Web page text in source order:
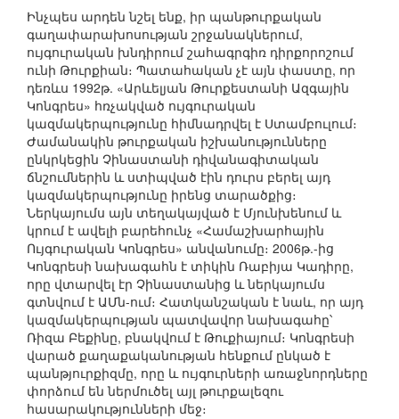
Ինչպես արդեն նշել ենք, իր պանթուրքական
գաղափարախոսության շրջանակներում,
ույգուրական խնդիրում շահագրգիռ դիրքորոշում
ունի Թուրքիան։ Պատահական չէ այն փաստը, որ
դեռևս 1992թ. «Արևելյան Թուրքեստանի Ազգային
Կոնգրես» հռչակված ույգուրական
կազմակերպությունը հիմնադրվել է Ստամբուլում։
Ժամանակին թուրքական իշխանությունները
ընկրկեցին Չինաստանի դիվանագիտական
ճնշումներին և ստիպված էին դուրս բերել այդ
կազմակերպությունը իրենց տարածքից։
Ներկայումս այն տեղակայված է Մյունխենում և
կրում է ավելի բարեհունչ «Համաշխարհային
Ույգուրական Կոնգրես» անվանումը։ 2006թ.-ից
Կոնգրեսի նախագահն է տիկին Ռաբիյա Կադիրը,
որը վտարվել էր Չինաստանից և ներկայումս
գտնվում է ԱՄն-ում։ Հատկանշական է նաև, որ այդ
կազմակերպության պատվավոր նախագահը՝
Ռիզա Բեքինը, բնակվում է Թուքիայում։ Կոնգրեսի
վարած քաղաքականության հենքում ընկած է
պանթյուրքիզմը, որը և ույգուրների առաջնորդները
փորձում են ներմուծել այլ թուրքալեզու
հասարակությունների մեջ։